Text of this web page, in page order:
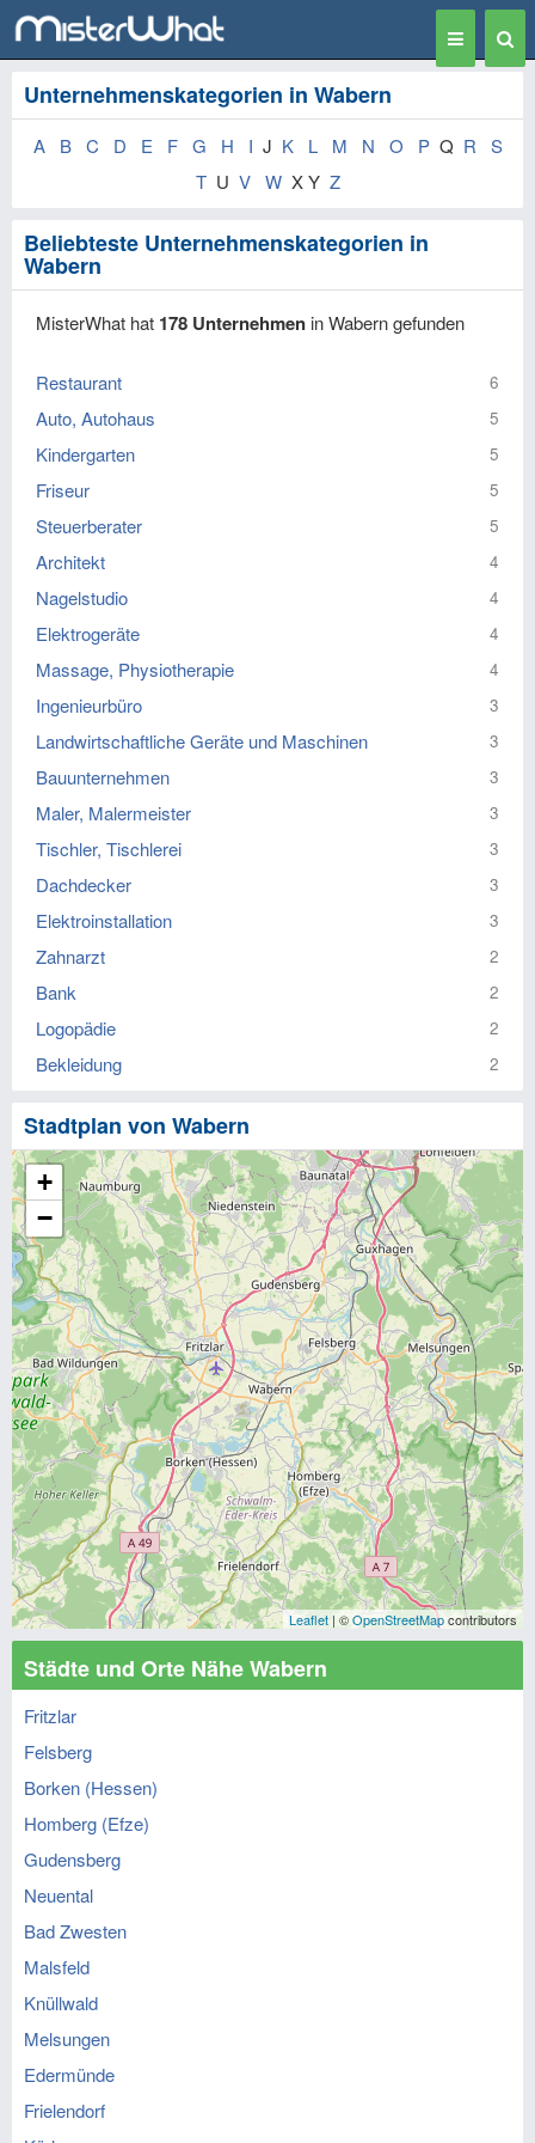
Toggle
navigation
Unternehmenskategorien in Wabern
A B C D E F G H I J K L M N O P Q R
S
T U V W X Y Z
Beliebteste Unternehmenskategorien in
Wabern
MisterWhat hat 178 Unternehmen in Wabern gefunden
Restaurant 6
Auto, Autohaus 5
Kindergarten 5
Friseur 5
Steuerberater 5
Architekt 4
Nagelstudio 4
Elektrogeräte 4
Massage, Physiotherapie 4
Ingenieurbüro 3
Landwirtschaftliche Geräte und Maschinen 3
Bauunternehmen 3
Maler, Malermeister 3
Tischler, Tischlerei 3
Dachdecker 3
Elektroinstallation 3
Zahnarzt 2
Bank 2
Logopädie 2
Bekleidung 2
Stadtplan von Wabern
+
−
Leaflet | ©OpenStreetMapcontributors
Städte und Orte Nähe Wabern
Fritzlar
Felsberg
Borken (Hessen)
Homberg (Efze)
Gudensberg
Neuental
Bad Zwesten
Malsfeld
Knüllwald
Melsungen
Edermünde
Frielendorf